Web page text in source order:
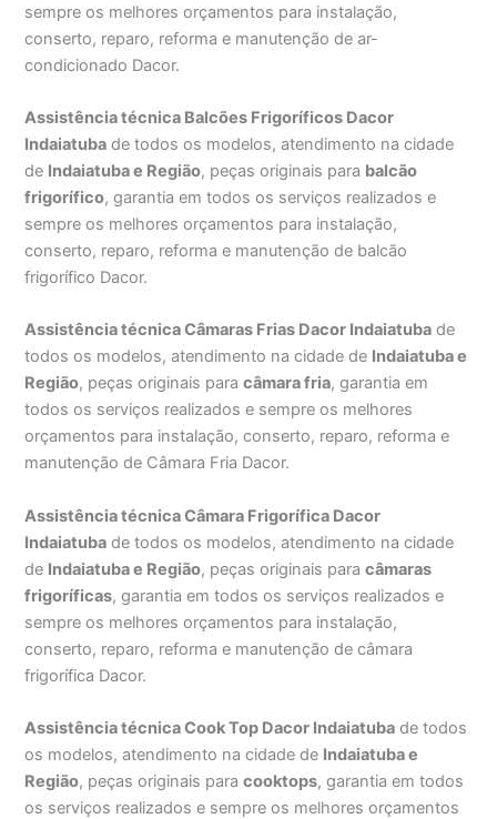
sempre os melhores orçamentos para instalação,
conserto, reparo, reforma e manutenção de ar-
condicionado Dacor.
Assistência técnica Balcões Frigoríficos Dacor
Indaiatuba de todos os modelos, atendimento na cidade
de Indaiatuba e Região, peças originais para balcão
frigorífico, garantia em todos os serviços realizados e
sempre os melhores orçamentos para instalação,
conserto, reparo, reforma e manutenção de balcão
frigorífico Dacor.
Assistência técnica Câmaras Frias Dacor Indaiatuba de
todos os modelos, atendimento na cidade de Indaiatuba e
Região, peças originais paracâmara fria, garantia em
todos os serviços realizados e sempre os melhores
orçamentos para instalação, conserto, reparo, reforma e
manutenção de Câmara Fria Dacor.
Assistência técnica Câmara Frigorífica Dacor
Indaiatuba de todos os modelos, atendimento na cidade
de Indaiatuba e Região, peças originais paracâmaras
frigoríficas, garantia em todos os serviços realizados e
sempre os melhores orçamentos para instalação,
conserto, reparo, reforma e manutenção de câmara
frigorífica Dacor.
Assistência técnica Cook Top Dacor Indaiatuba de todos
os modelos, atendimento na cidade de Indaiatuba e
Região, peças originais paracooktops, garantia em todos
os serviços realizados e sempre os melhores orçamentos